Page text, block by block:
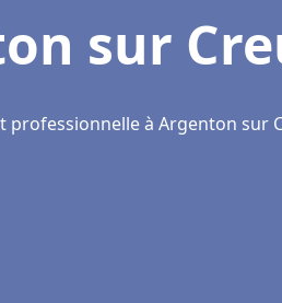
sur
à Argenton sur